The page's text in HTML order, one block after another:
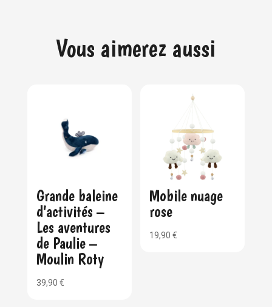
Vous aimerez aussi
Grande baleine
d’activités –
Les aventures
de Paulie –
Moulin Roty
39,90 €
Mobile nuage
rose
19,90€